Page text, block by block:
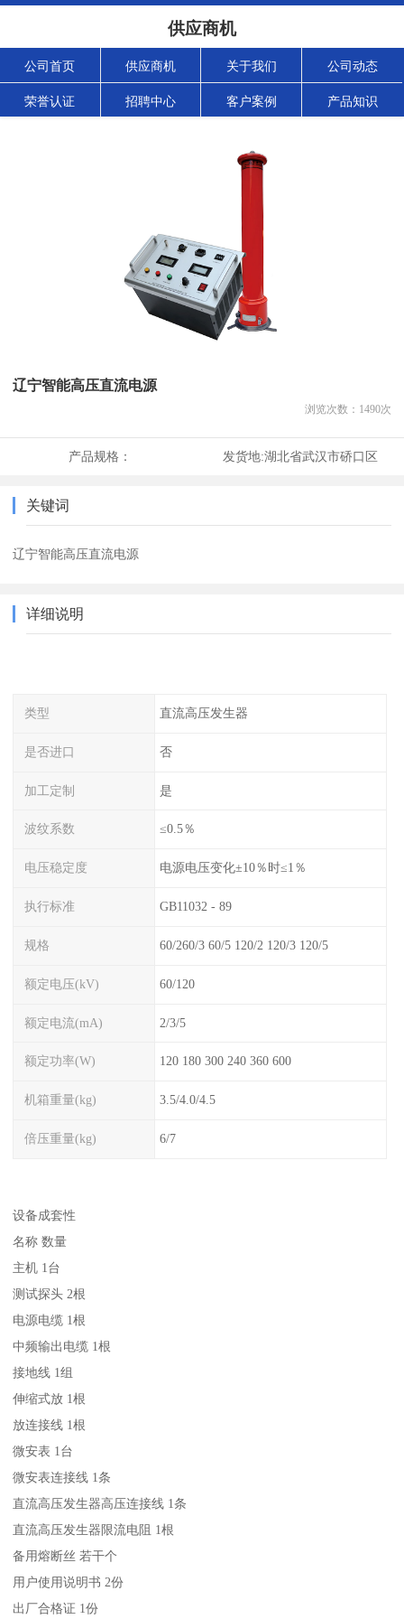
供应商机
公司首页 供应商机 关于我们 公司动态
荣誉认证 招聘中心 客户案例 产品知识
辽宁智能高压直流电源
浏览次数： 1490次
产品规格： 发货地:湖北省武汉市硚口区
关键词
辽宁智能高压直流电源
详细说明
类型 直流高压发生器
是否进口 否
加工定制 是
波纹系数 ≤0.5％
电压稳定度 电源电压变化±10％时≤1％
执行标准 GB11032 - 89
规格 60/260/3 60/5 120/2 120/3 120/5
额定电压(kV) 60/120
额定电流(mA) 2/3/5
额定功率(W) 120 180 300 240 360 600
机箱重量(kg) 3.5/4.0/4.5
倍压重量(kg) 6/7
设备成套性
名称 数量
主机 1台
测试探头 2根
电源电缆 1根
中频输出电缆 1根
接地线 1组
伸缩式放 1根
放连接线 1根
微安表 1台
微安表连接线 1条
直流高压发生器高压连接线 1条
直流高压发生器限流电阻 1根
备用熔断丝 若干个
用户使用说明书 2份
出厂合格证 1份